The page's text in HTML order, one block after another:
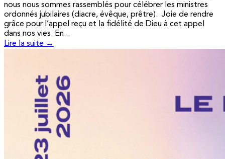
nous nous sommes rassemblés pour célébrer les ministres
ordonnés jubilaires (diacre, évêque, prêtre). Joie de rendre
grâce pour l’appel reçu et la fidélité de Dieu à cet appel
dans nos vies. En...
Lire la suite →